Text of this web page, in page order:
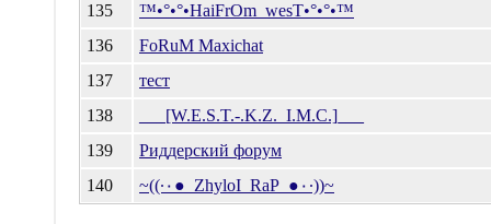
135
™•°•°•HaiFrOm_wesT•°•°•™
136
FoRuM Maxichat
137
тест
138
___[W.E.S.T.-.K.Z._I.M.C.]___
139
Риддерский форум
140
~((·٠●_ZhyloI_RaP_●٠·))~